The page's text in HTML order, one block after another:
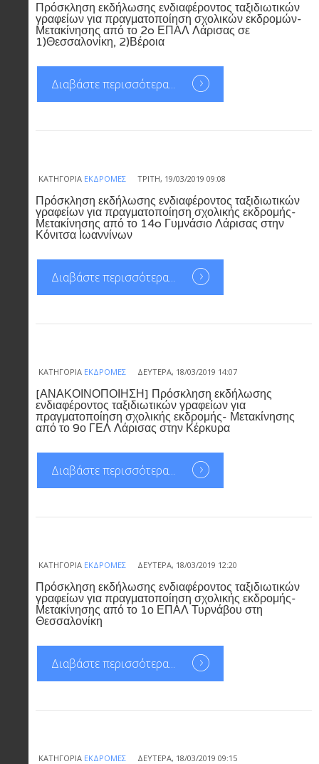
Πρόσκληση εκδήλωσης ενδιαφέροντος ταξιδιωτικών
γραφείων για πραγματοποίηση σχολικών εκδρομών-
Μετακίνησης από το 2o ΕΠΑΛ Λάρισας σε
1)Θεσσαλονίκη, 2)Βέροια
Διαβάστε περισσότερα...
ΚΑΤΗΓΟΡΊΑ ΕΚΔΡΟΜΈΣ ΤΡΊΤΗ, 19/03/2019 09:08
Πρόσκληση εκδήλωσης ενδιαφέροντος ταξιδιωτικών
γραφείων για πραγματοποίηση σχολικής εκδρομής-
Μετακίνησης από το 14o Γυμνάσιο Λάρισας στην
Κόνιτσα Ιωαννίνων
Διαβάστε περισσότερα...
ΚΑΤΗΓΟΡΊΑ ΕΚΔΡΟΜΈΣ ΔΕΥΤΈΡΑ, 18/03/2019 14:07
[ΑΝΑΚΟΙΝΟΠΟΙΗΣΗ] Πρόσκληση εκδήλωσης
ενδιαφέροντος ταξιδιωτικών γραφείων για
πραγματοποίηση σχολικής εκδρομής- Μετακίνησης
από το 9ο ΓΕΛ Λάρισας στην Κέρκυρα
Διαβάστε περισσότερα...
ΚΑΤΗΓΟΡΊΑ ΕΚΔΡΟΜΈΣ ΔΕΥΤΈΡΑ, 18/03/2019 12:20
Πρόσκληση εκδήλωσης ενδιαφέροντος ταξιδιωτικών
γραφείων για πραγματοποίηση σχολικής εκδρομής-
Μετακίνησης από το 1ο ΕΠΑΛ Τυρνάβου στη
Θεσσαλονίκη
Διαβάστε περισσότερα...
ΚΑΤΗΓΟΡΊΑ ΕΚΔΡΟΜΈΣ ΔΕΥΤΈΡΑ, 18/03/2019 09:15